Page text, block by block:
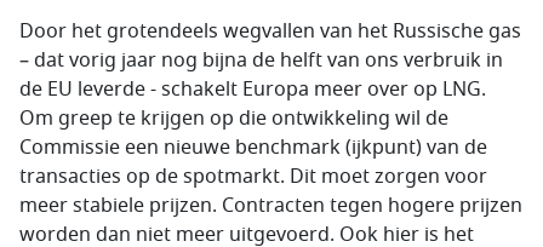
Door het grotendeels wegvallen van het Russische gas
– dat vorig jaar nog bijna de helft van ons verbruik in
de EU leverde - schakelt Europa meer over op LNG.
Om greep te krijgen op die ontwikkeling wil de
Commissie een nieuwe benchmark (ijkpunt) van de
transacties op de spotmarkt. Dit moet zorgen voor
meer stabiele prijzen. Contracten tegen hogere prijzen
worden dan niet meer uitgevoerd. Ook hier is het